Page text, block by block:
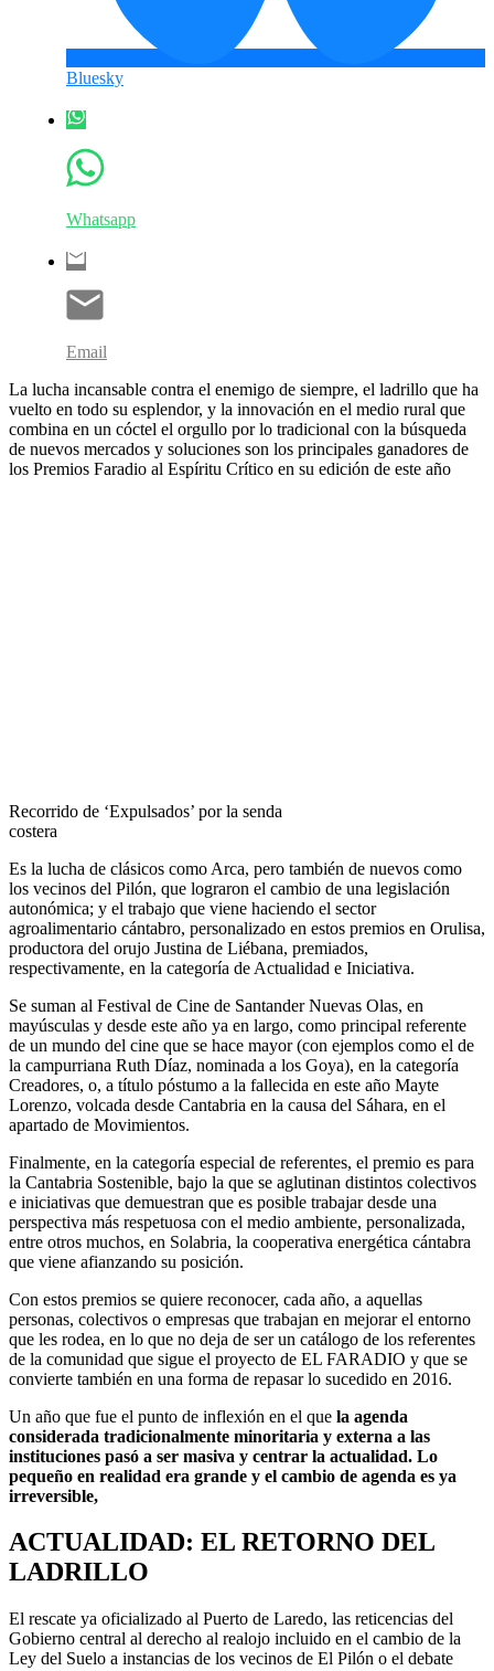
Bluesky
Whatsapp
Email
La lucha incansable contra el enemigo de siempre, el ladrillo que ha
vuelto en todo su esplendor, y la innovación en el medio rural que
combina en un cóctel el orgullo por lo tradicional con la búsqueda
de nuevos mercados y soluciones son los principales ganadores de
los Premios Faradio al Espíritu Crítico en su edición de este año
Recorrido de ‘Expulsados’ por la senda
costera
Es la lucha de clásicos como Arca, pero también de nuevos como
los vecinos del Pilón, que lograron el cambio de una legislación
autonómica; y el trabajo que viene haciendo el sector
agroalimentario cántabro, personalizado en estos premios en Orulisa,
productora del orujo Justina de Liébana, premiados,
respectivamente, en la categoría de Actualidad e Iniciativa.
Se suman al Festival de Cine de Santander Nuevas Olas, en
mayúsculas y desde este año ya en largo, como principal referente
de un mundo del cine que se hace mayor (con ejemplos como el de
la campurriana Ruth Díaz, nominada a los Goya), en la categoría
Creadores, o, a título póstumo a la fallecida en este año Mayte
Lorenzo, volcada desde Cantabria en la causa del Sáhara, en el
apartado de Movimientos.
Finalmente, en la categoría especial de referentes, el premio es para
la Cantabria Sostenible, bajo la que se aglutinan distintos colectivos
e iniciativas que demuestran que es posible trabajar desde una
perspectiva más respetuosa con el medio ambiente, personalizada,
entre otros muchos, en Solabria, la cooperativa energética cántabra
que viene afianzando su posición.
Con estos premios se quiere reconocer, cada año, a aquellas
personas, colectivos o empresas que trabajan en mejorar el entorno
que les rodea, en lo que no deja de ser un catálogo de los referentes
de la comunidad que sigue el proyecto de EL FARADIO y que se
convierte también en una forma de repasar lo sucedido en 2016.
Un año que fue el punto de inflexión en el que la agenda
considerada tradicionalmente minoritaria y externa a las
instituciones pasó a ser masiva y centrar la actualidad. Lo
pequeño en realidad era grande y el cambio de agenda es ya
irreversible,
ACTUALIDAD: EL RETORNO DEL
LADRILLO
El rescate ya oficializado al Puerto de Laredo, las reticencias del
Gobierno central al derecho al realojo incluido en el cambio de la
Ley del Suelo a instancias de los vecinos de El Pilón o el debate